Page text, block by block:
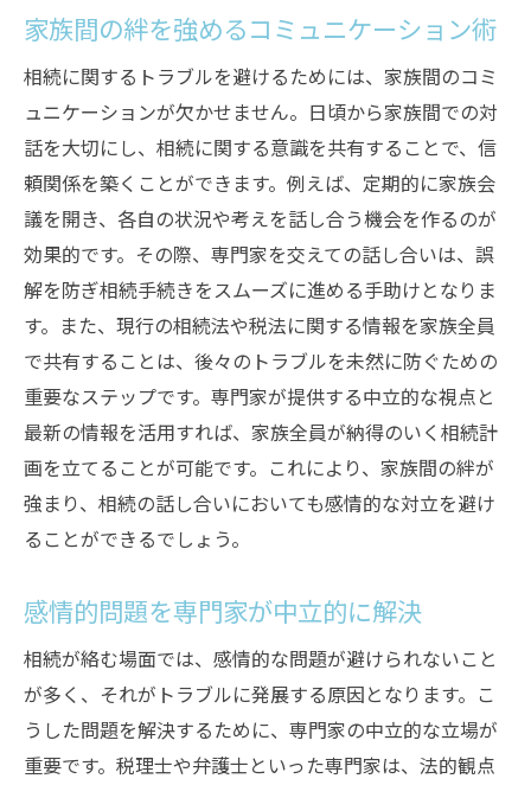
家族間の絆を強めるコミュニケーション術
相続に関するトラブルを避けるためには、家族間のコミ
ュニケーションが欠かせません。日頃から家族間での対
話を大切にし、相続に関する意識を共有することで、信
頼関係を築くことができます。例えば、定期的に家族会
議を開き、各自の状況や考えを話し合う機会を作るのが
効果的です。その際、専門家を交えての話し合いは、誤
解を防ぎ相続手続きをスムーズに進める手助けとなりま
す。また、現行の相続法や税法に関する情報を家族全員
で共有することは、後々のトラブルを未然に防ぐための
重要なステップです。専門家が提供する中立的な視点と
最新の情報を活用すれば、家族全員が納得のいく相続計
画を立てることが可能です。これにより、家族間の絆が
強まり、相続の話し合いにおいても感情的な対立を避け
ることができるでしょう。
感情的問題を専門家が中立的に解決
相続が絡む場面では、感情的な問題が避けられないこと
が多く、それがトラブルに発展する原因となります。こ
うした問題を解決するために、専門家の中立的な立場が
重要です。税理士や弁護士といった専門家は、法的観点